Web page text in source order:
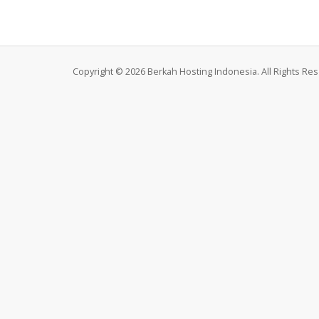
Copyright © 2026 Berkah Hosting Indonesia. All Rights